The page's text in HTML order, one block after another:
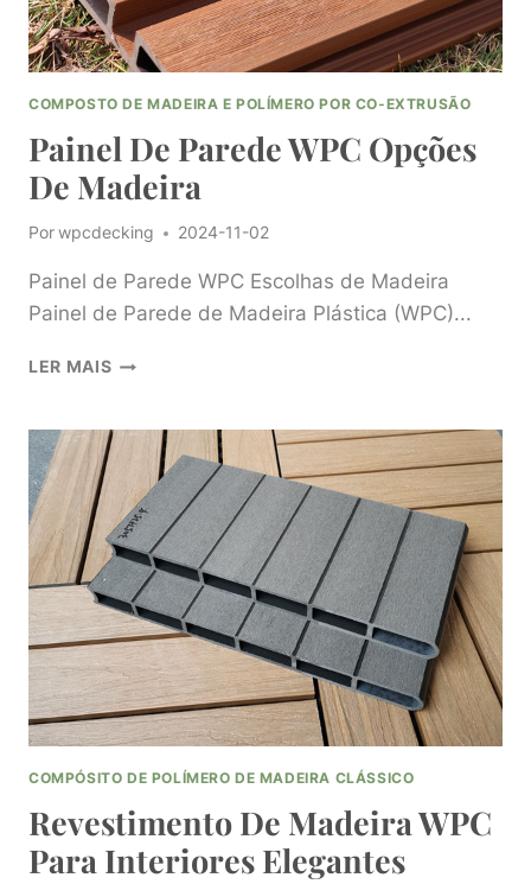
COMPOSTO DE MADEIRA E POLÍMERO POR CO-EXTRUSÃO
Painel De Parede WPC Opções
De Madeira
Porwpcdecking 2024-11-02
Painel de Parede WPC Escolhas de Madeira
Painel de Parede de Madeira Plástica (WPC)...
LER MAISPAINEL
WPC
OPÇÕES
DE
MADEIRA
COMPÓSITO DE POLÍMERO DE MADEIRA CLÁSSICO
Revestimento De Madeira WPC
Para Interiores Elegantes